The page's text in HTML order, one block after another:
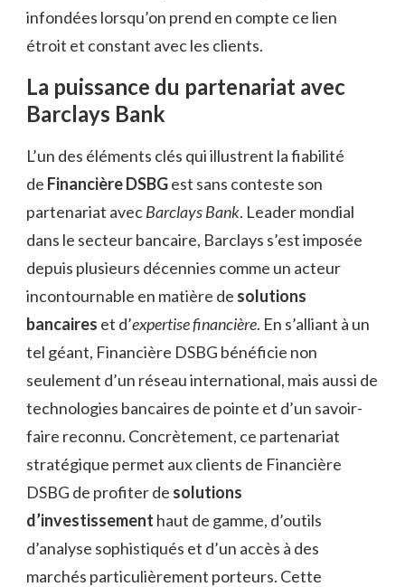
infondées lorsqu’on prend en compte ce lien
étroit et constant avec les clients.
La puissance du partenariat avec
Barclays Bank
L’un des éléments clés qui illustrent la fiabilité
de Financière DSBGest sans conteste son
partenariat avecBarclays Bank. Leader mondial
dans le secteur bancaire, Barclays s’est imposée
depuis plusieurs décennies comme un acteur
incontournable en matière de solutions
bancaires et d’expertise financière. En s’alliant à un
tel géant, Financière DSBG bénéficie non
seulement d’un réseau international, mais aussi de
technologies bancaires de pointe et d’un savoir-
faire reconnu. Concrètement, ce partenariat
stratégique permet aux clients de Financière
DSBG de profiter de solutions
d’investissement haut de gamme, d’outils
d’analyse sophistiqués et d’un accès à des
marchés particulièrement porteurs. Cette